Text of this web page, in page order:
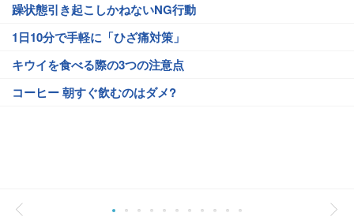
躁状態引き起こしかねないNG行動
1日10分で手軽に「ひざ痛対策」
キウイを食べる際の3つの注意点
コーヒー 朝すぐ飲むのはダメ?